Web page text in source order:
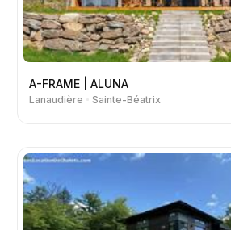
A-FRAME | ALUNA
Lanaudière Sainte-Béatrix